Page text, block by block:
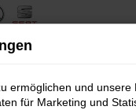
ermöglichen und unsere
für Marketing und